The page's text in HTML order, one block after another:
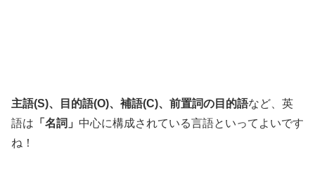
主語(S)、目的語(O)、補語(C)、前置詞の目的語など、英
語は 「名詞」 中心に構成されている言語といってよいです
ね！